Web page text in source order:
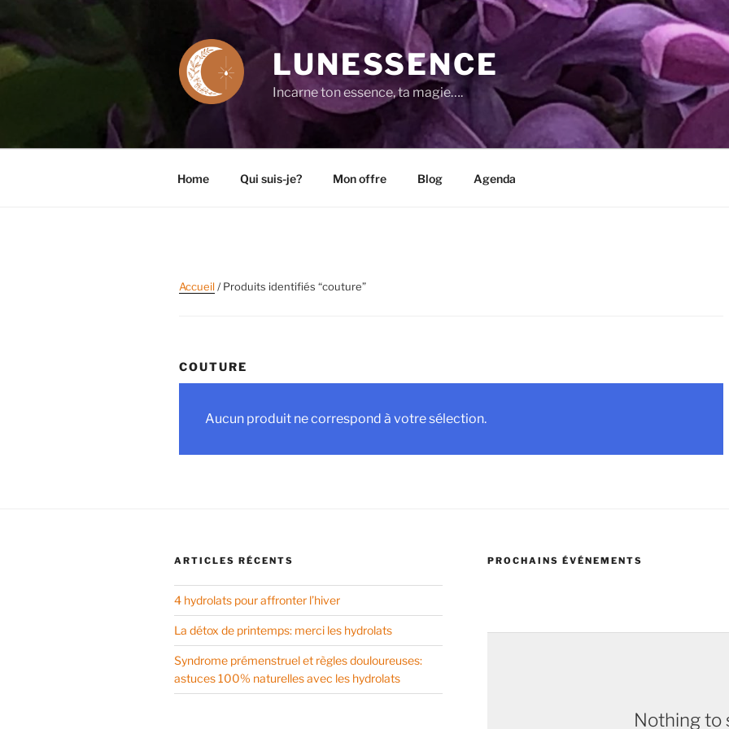
contenu
principal
LUNESSENCE
Incarne ton essence, ta magie….
Home Qui suis-je? Mon offre Blog Agenda
Accueil/ Produits identifiés “couture”
COUTURE
Aucun produit ne correspond à votre sélection.
ARTICLES RÉCENTS
4 hydrolats pour affronter l’hiver
La détox de printemps: merci les hydrolats
Syndrome prémenstruel et règles douloureuses:
astuces 100% naturelles avec les hydrolats
PROCHAINS ÉVÉNEMENTS
Nothing to